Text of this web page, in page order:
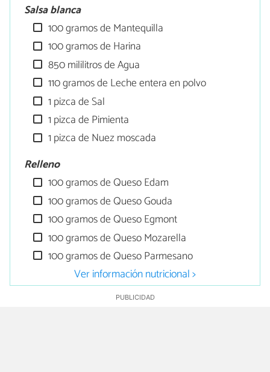
Salsa blanca
100 gramos de Mantequilla
100 gramos de Harina
850 mililitros de Agua
110 gramos de Leche entera en polvo
1 pizca de Sal
1 pizca de Pimienta
1 pizca de Nuez moscada
Relleno
100 gramos de Queso Edam
100 gramos de Queso Gouda
100 gramos de Queso Egmont
100 gramos de Queso Mozarella
100 gramos de Queso Parmesano
Ver información nutricional >